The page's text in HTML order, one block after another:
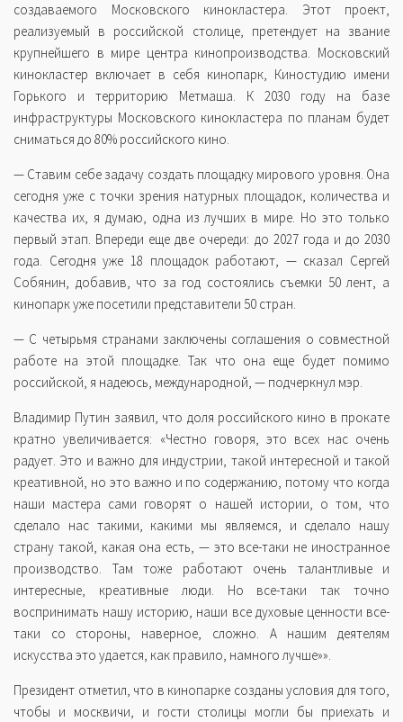
создаваемого Московского кинокластера. Этот проект,
реализуемый в российской столице, претендует на звание
крупнейшего в мире центра кинопроизводства. Московский
кинокластер включает в себя кинопарк, Киностудию имени
Горького и территорию Метмаша. К 2030 году на базе
инфраструктуры Московского кинокластера по планам будет
сниматься до 80% российского кино.
— Ставим себе задачу создать площадку мирового уровня. Она
сегодня уже с точки зрения натурных площадок, количества и
качества их, я думаю, одна из лучших в мире. Но это только
первый этап. Впереди еще две очереди: до 2027 года и до 2030
года. Сегодня уже 18 площадок работают, — сказал Сергей
Собянин, добавив, что за год состоялись съемки 50 лент, а
кинопарк уже посетили представители 50 стран.
— С четырьмя странами заключены соглашения о совместной
работе на этой площадке. Так что она еще будет помимо
российской, я надеюсь, международной, — подчеркнул мэр.
Владимир Путин заявил, что доля российского кино в прокате
кратно увеличивается: «Честно говоря, это всех нас очень
радует. Это и важно для индустрии, такой интересной и такой
креативной, но это важно и по содержанию, потому что когда
наши мастера сами говорят о нашей истории, о том, что
сделало нас такими, какими мы являемся, и сделало нашу
страну такой, какая она есть, — это все-таки не иностранное
производство. Там тоже работают очень талантливые и
интересные, креативные люди. Но все-таки так точно
воспринимать нашу историю, наши все духовые ценности все-
таки со стороны, наверное, сложно. А нашим деятелям
искусства это удается, как правило, намного лучше»».
Президент отметил, что в кинопарке созданы условия для того,
чтобы и москвичи, и гости столицы могли бы приехать и